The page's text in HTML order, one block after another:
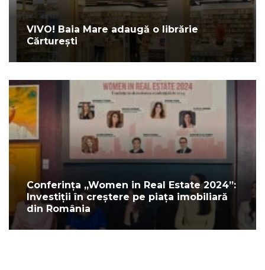
VIVO! Baia Mare adaugă o librărie
Cărturești
Conferința „Women in Real Estate 2024”:
Investiții în creștere pe piața imobiliară
din România